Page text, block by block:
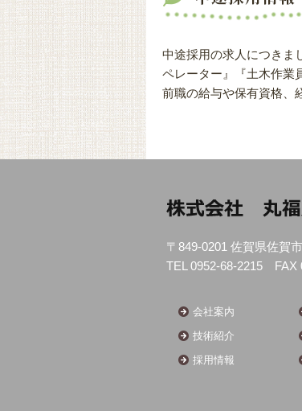
中途採用の求人につきま
ペレーター』『土木作業
前職の給与や保有資格、
〒849-0201 佐賀県佐賀
TEL 0952-68-2215 FAX
会社案内
技術紹介
採用情報